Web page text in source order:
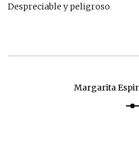
Despreciable y peligroso
Margarita